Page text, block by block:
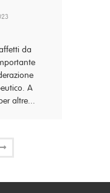
da
A
altre...